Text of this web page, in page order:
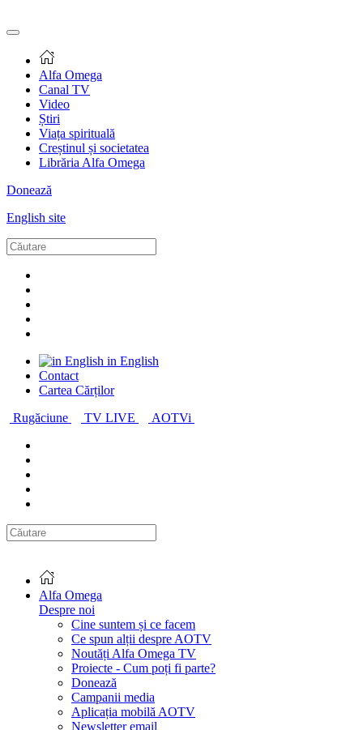
Alfa Omega
Canal TV
Video
Știri
Viața spirituală
Creștinul și societatea
Librăria Alfa Omega
Donează
English site
in English
Contact
Cartea Cărților
Rugăciune
TV LIVE AOTVi
Alfa Omega
Despre noi
Cine suntem și ce facem
Ce spun alții despre AOTV
Noutăți Alfa Omega TV
Proiecte - Cum poți fi parte?
Donează
Campanii media
Aplicația mobilă AOTV
Newsletter email